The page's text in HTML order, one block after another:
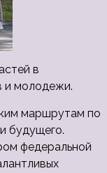
в
и молодежи.
маршрутам по
будущего.
федеральной